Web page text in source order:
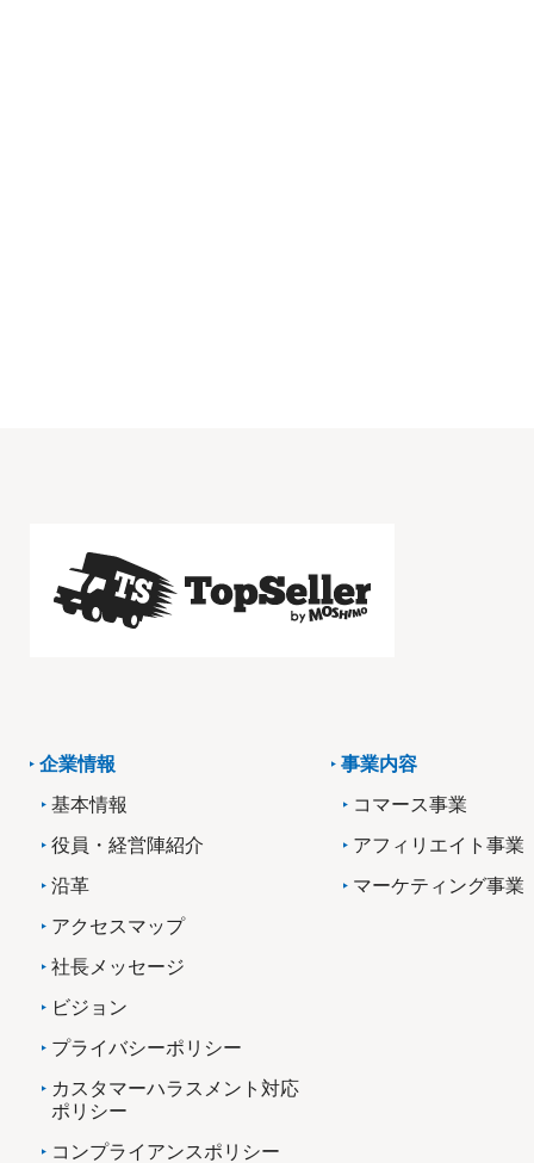
企業情報
基本情報
役員・経営陣紹介
沿革
アクセスマップ
社長メッセージ
ビジョン
プライバシーポリシー
カスタマーハラスメント対応
ポリシー
コンプライアンスポリシー
事業内容
コマース事業
アフィリエイト事業
マーケティング事業